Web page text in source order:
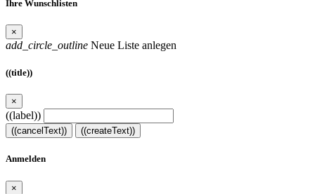
Ihre Wunschlisten
×
add_circle_outline Neue Liste anlegen
((title))
×
((label))
((cancelText)) ((createText))
Anmelden
×